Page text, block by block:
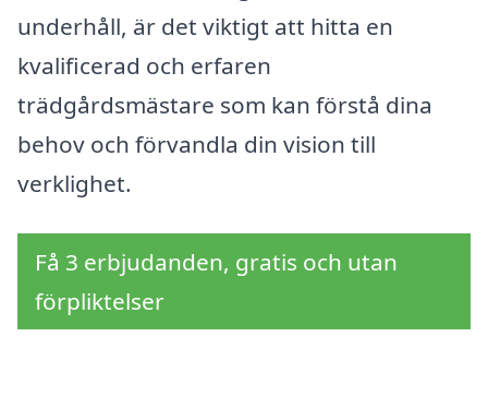
underhåll, är det viktigt att hitta en
kvalificerad och erfaren
trädgårdsmästare som kan förstå dina
behov och förvandla din vision till
verklighet.
Få 3 erbjudanden, gratis och utan
förpliktelser